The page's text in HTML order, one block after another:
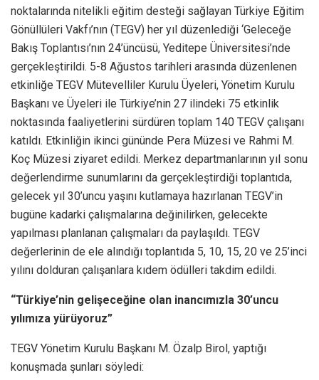
noktalarında nitelikli eğitim desteği sağlayan Türkiye Eğitim
Gönüllüleri Vakfı’nın (TEGV) her yıl düzenlediği ‘Geleceğe
Bakış Toplantısı’nın 24’üncüsü, Yeditepe Üniversitesi’nde
gerçekleştirildi. 5-8 Ağustos tarihleri arasında düzenlenen
etkinliğe TEGV Mütevelliler Kurulu Üyeleri, Yönetim Kurulu
Başkanı ve Üyeleri ile Türkiye’nin 27 ilindeki 75 etkinlik
noktasında faaliyetlerini sürdüren toplam 140 TEGV çalışanı
katıldı. Etkinliğin ikinci gününde Pera Müzesi ve Rahmi M.
Koç Müzesi ziyaret edildi. Merkez departmanlarının yıl sonu
değerlendirme sunumlarını da gerçekleştirdiği toplantıda,
gelecek yıl 30’uncu yaşını kutlamaya hazırlanan TEGV’in
bugüne kadarki çalışmalarına değinilirken, gelecekte
yapılması planlanan çalışmaları da paylaşıldı. TEGV
değerlerinin de ele alındığı toplantıda 5, 10, 15, 20 ve 25’inci
yılını dolduran çalışanlara kıdem ödülleri takdim edildi.
“Türkiye’nin gelişeceğine olan inancımızla 30’uncu
yılımıza yürüyoruz”
TEGV Yönetim Kurulu Başkanı M. Özalp Birol, yaptığı
konuşmada şunları söyledi: